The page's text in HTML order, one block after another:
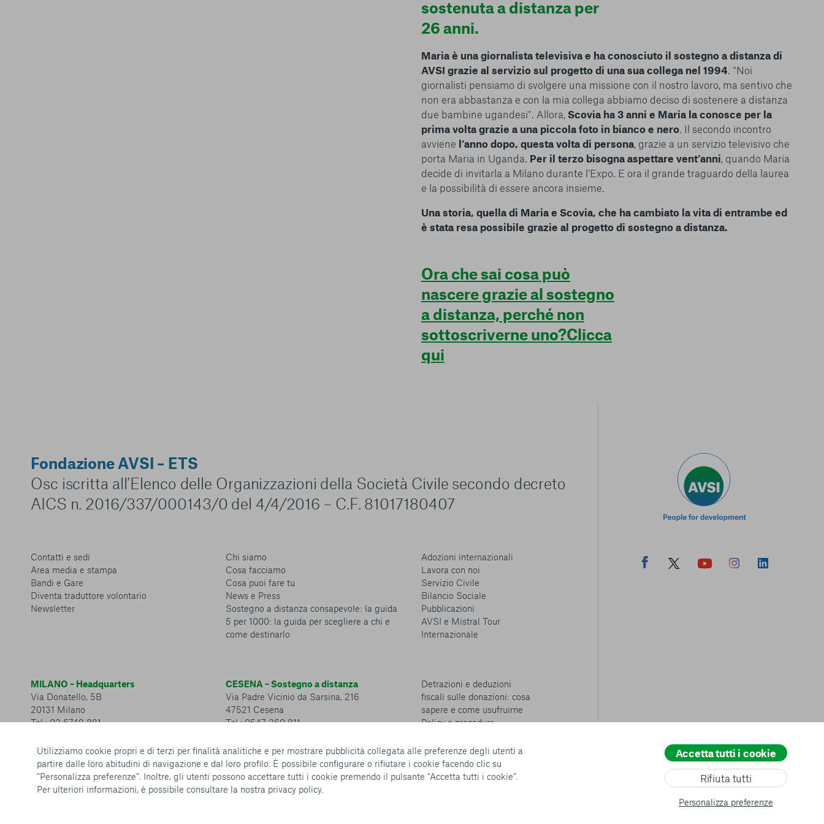
Utilizziamo cookie propri e di terzi per finalità analitiche e per mostrare pubblicità collegata alle preferenze degli utenti a
partire dalle loro abitudini di navigazione e dal loro profilo. È possibile configurare o rifiutare i cookie facendo clic su
“Personalizza preferenze”. Inoltre, gli utenti possono accettare tutti i cookie premendo il pulsante “Accetta tutti i cookie”.
Per ulteriori informazioni, è possibile consultare la nostra privacy policy.
Personalizza preferenze
Rifiuta tutti
Accetta tutti i cookie
conto del fatto che il blocco di alcuni cookie può condizionare l’esperienza sulla
Piattaforma e il suo funzionamento. Premendo “Conferma le mie scelte”, la
selezione relativa ai cookie effettuata verrà salvata. Se non è stata selezionata
alcuna opzione, premere questo pulsante equivarrà a rifiutare tutti i cookie. Per
ulteriori informazioni, è possibile consultare la nostraUlteriori informazioni
Consenti tutti
sostenuta a distanza per
26 anni.
Maria è una giornalista televisiva e ha conosciuto il sostegno a distanza di
AVSI grazie al servizio sul progetto di una sua collega nel 1994. “Noi
giornalisti pensiamo di svolgere una missione con il nostro lavoro, ma sentivo che
non era abbastanza e con la mia collega abbiamo deciso di sostenere a distanza
due bambine ugandesi”. Allora, Scovia ha 3 anni e Maria la conosce per la
prima volta grazie a una piccola foto in bianco e nero. Il secondo incontro
avviene l’anno dopo, questa volta di persona, grazie a un servizio televisivo che
porta Maria in Uganda. Per il terzo bisogna aspettare vent’anni, quando Maria
decide di invitarla a Milano durante l’Expo. E ora il grande traguardo della laurea
e la possibilità di essere ancora insieme.
Una storia, quella di Maria e Scovia, che ha cambiato la vita di entrambe ed
è stata resa possibile grazie al progetto di sostegno a distanza.
Ora che sai cosa può
nascere grazie al sostegno
a distanza, perché non
sottoscriverne uno?Clicca
qui
Fondazione AVSI – ETS
Osc iscritta all’Elenco delle Organizzazioni della Società Civile secondo decreto
AICS n. 2016/337/000143/0 del 4/4/2016 – C.F. 81017180407
Contatti e sedi
Area media e stampa
Bandi e Gare
Diventa traduttore volontario
Newsletter
Chi siamo
Cosa facciamo
Cosa puoi fare tu
News e Press
Sostegno a distanza consapevole: la guida
5 per 1000: la guida per scegliere a chi e
come destinarlo
Adozioni internazionali
Lavora con noi
Servizio Civile
Bilancio Sociale
Pubblicazioni
AVSI e Mistral Tour
Internazionale
MILANO – Headquarters
Via Donatello, 5B
20131 Milano
Tel.: 02 6749 881
CESENA – Sostegno a distanza
Via Padre Vicinio da Sarsina, 216
47521 Cesena
Tel.: 0547 360 811
Detrazioni e deduzioni
fiscali sulle donazioni: cosa
sapere e come usufruirne
Policy e procedure
Privacy policy
Cookie policy
Configurazione Cookies
All rights reserved
© copyright AVSI 2026 – Web Agency